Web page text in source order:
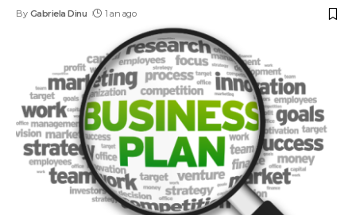
By Gabriela Dinu 1 an ago